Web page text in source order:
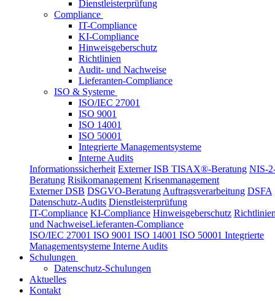
Dienstleisterprüfung
Compliance
IT-Compliance
KI-Compliance
Hinweisgeberschutz
Richtlinien
Audit- und Nachweise
Lieferanten-Compliance
ISO & Systeme
ISO/IEC 27001
ISO 9001
ISO 14001
ISO 50001
Integrierte Managementsysteme
Interne Audits
Informationssicherheit Externer ISB TISAX®-Beratung NIS-
Beratung Risikomanagement Krisenmanagement
Externer DSB DSGVO-Beratung Auftragsverarbeitung DSFA
Datenschutz-Audits Dienstleisterprüfung
IT-Compliance KI-Compliance Hinweisgeberschutz
und NachweiseLieferanten-Compliance
ISO/IEC 27001 ISO 9001 ISO 14001 ISO 50001 Integrierte
Managementsysteme Interne Audits
Schulungen
Datenschutz-Schulungen
Aktuelles
Kontakt